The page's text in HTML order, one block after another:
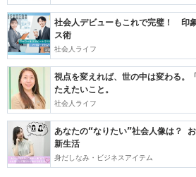
社会人デビューもこれで完璧！ 印
ス術
社会人ライフ
視点を変えれば、世の中は変わる。
たえたいこと。
社会人ライフ
あなたの“なりたい”社会人像は？
新生活
身だしなみ・ビジネスアイテム